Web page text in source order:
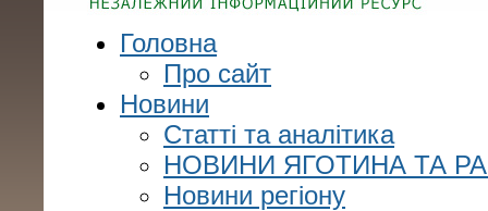
Головна
Про сайт
Новини
Статті та аналітика
НОВИНИ ЯГОТИНА ТА
Новини регіону